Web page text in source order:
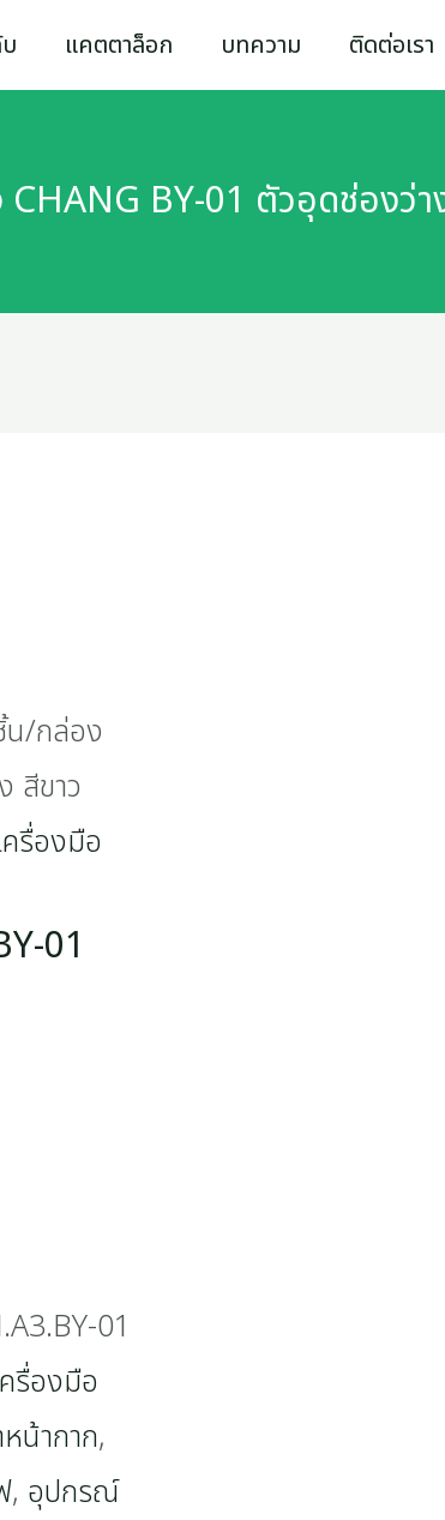
แคตตาล็อก บทความ ติดต่อเรา
BY-01 ตัวอุดช่องว่า
/กล่อง
สีขาว
ครื่องมือ
01
01
รื่องมือ
น้ากาก,
, อุปกรณ์